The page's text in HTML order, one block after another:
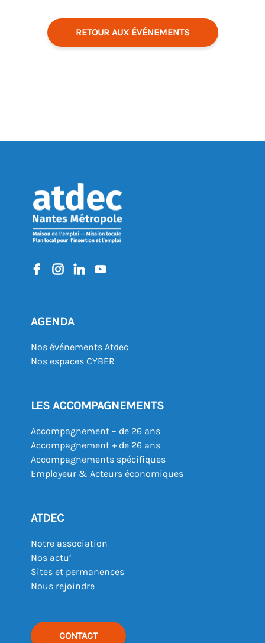
RETOUR AUX ÉVÉNEMENTS
AGENDA
Nos événements Atdec
Nos espaces CYBER
LES ACCOMPAGNEMENTS
Accompagnement – de 26 ans
Accompagnement + de 26 ans
Accompagnements spécifiques
Employeur & Acteurs économiques
ATDEC
Notre association
Nos actu’
Sites et permanences
Nous rejoindre
CONTACT